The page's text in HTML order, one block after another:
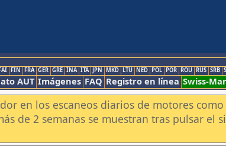
FIN FRA GER GRE INA ITA JPN MKD LTU NED POL POR ROU RUS SRB
AUT Imágenes FAQ Registro en línea Swiss-
en los escaneos diarios de motores
de 2 semanas se muestran tras pulsar el